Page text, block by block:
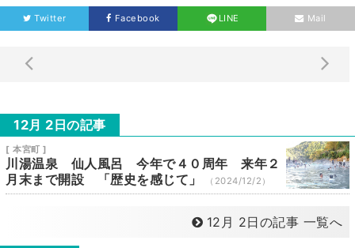
Twitter Facebook LINE Mail
12月 2日の記事
[ 本宮町 ]
川湯温泉 仙人風呂 今年で４０周年 来年２
月末まで開設 「歴史を感じて」
（2024/12/2）
12月 2日の記事 一覧へ